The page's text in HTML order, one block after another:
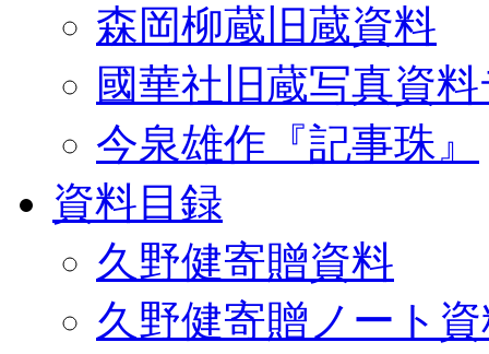
森岡柳蔵旧蔵資料
國華社旧蔵写真資
今泉雄作『記事珠』
資料目録
久野健寄贈資料
久野健寄贈ノート